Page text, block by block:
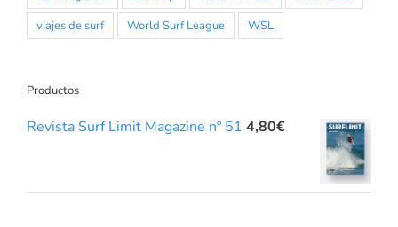
viajes de surf
World Surf League WSL
Productos
Revista Surf Limit Magazine nº 51 4,80€